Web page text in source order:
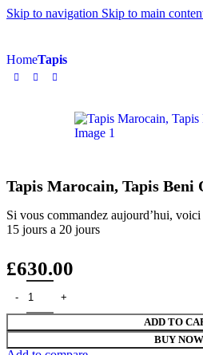
Skip to navigation Skip to main
HomeTapis
Tapis Marocain, Tapis Beni
Si vous commandez aujourd’hui,
15 jours a 20 jours
£630.00
Tapis Marocain, Tapis Beni Ouarain
ADD TO
BUY NOW